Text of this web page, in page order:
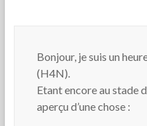
Bonjour, je suis un
(H4N).
Etant encore au stade
aperçu d’une chose :